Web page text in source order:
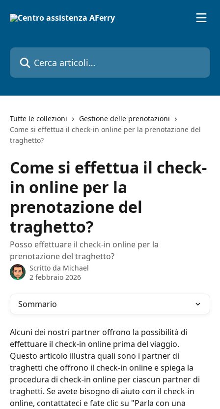
Cerca articoli…
Tutte le collezioni
Gestione delle prenotazioni
Come si effettua il check-in online per la prenotazione del
traghetto?
Come si effettua il check-
in online per la
prenotazione del
traghetto?
Posso effettuare il check-in online per la
prenotazione del traghetto?
Scritto da Michael
2 febbraio 2026
Sommario
Alcuni dei nostri partner offrono la possibilità di
effettuare il check-in online prima del viaggio.
Questo articolo illustra quali sono i partner di
traghetti che offrono il check-in online e spiega la
procedura di check-in online per ciascun partner di
traghetti. Se avete bisogno di aiuto con il check-in
online, contattateci e fate clic su "Parla con una